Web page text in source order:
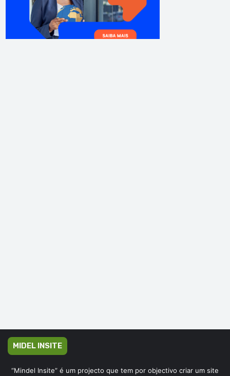
MIDEL INSITE
“Mindel Insite” é um projecto que tem por objectivo criar um site